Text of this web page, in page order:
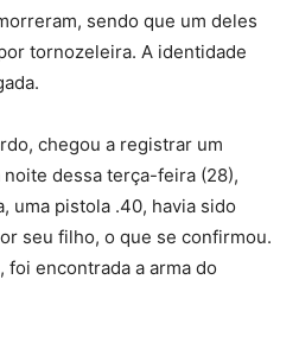
sendo que um deles
tornozeleira. A identidade
chegou a registrar um
dessa terça-feira (28),
uma pistola .40, havia sido
seu filho, o que se confirmou.
foi encontrada a arma do